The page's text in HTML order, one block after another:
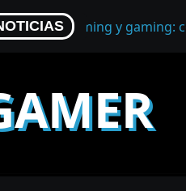
para streaming y gaming: